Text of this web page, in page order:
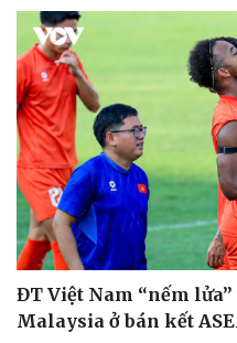
Du lịch
Tư vấn
Săn Tour
check-in
ĐT Việt Nam “nếm
Malaysia ở bán kết